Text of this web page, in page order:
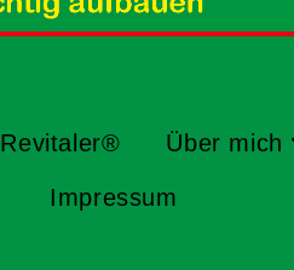
Revitaler® Über mich
Impressum